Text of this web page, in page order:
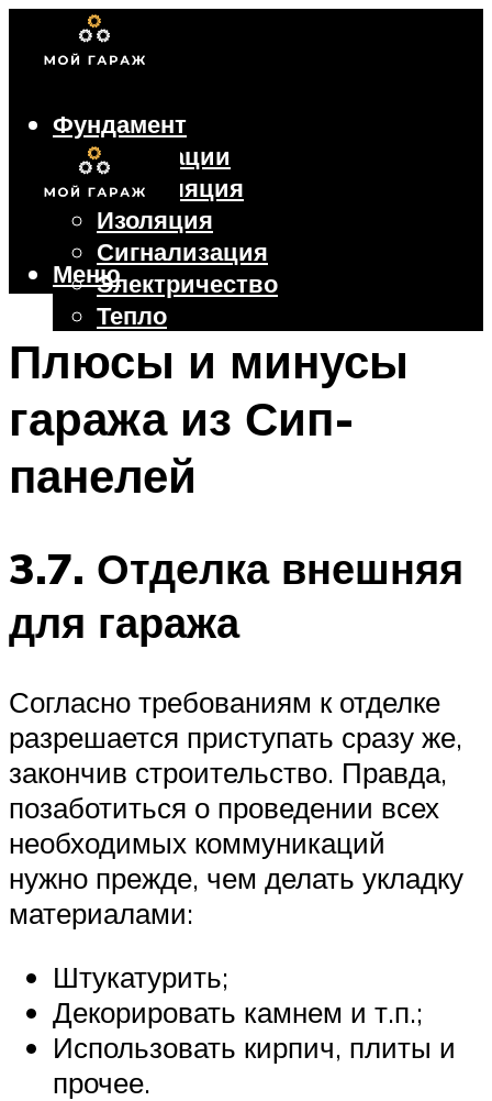
Фундамент
Коммуникации
Вентиляция
Изоляция
Сигнализация
Электричество
Тепло
Крыша
Ворота
Меню
Меню
Плюсы и минусы
гаража из Сип-
панелей
3.7. Отделка внешняя
для гаража
Согласно требованиям к отделке
разрешается приступать сразу же,
закончив строительство. Правда,
позаботиться о проведении всех
необходимых коммуникаций
нужно прежде, чем делать укладку
материалами:
Штукатурить;
Декорировать камнем и т.п.;
Использовать кирпич, плиты и
прочее.